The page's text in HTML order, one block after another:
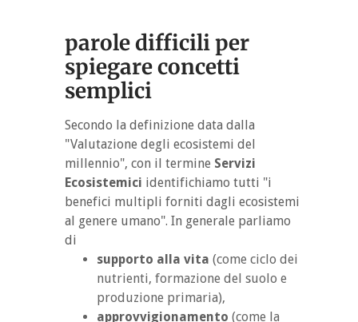
parole difficili per
spiegare concetti
semplici
Secondo la definizione data dalla
"Valutazione degli ecosistemi del
millennio", con il termine Servizi
Ecosistemici identifichiamo tutti "i
benefici multipli forniti dagli ecosistemi
al genere umano". In generale parliamo
di
supporto alla vita (come ciclo dei
nutrienti, formazione del suolo e
produzione primaria),
approvvigionamento (come la